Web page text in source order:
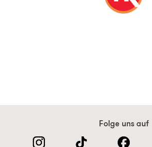
Folge uns auf